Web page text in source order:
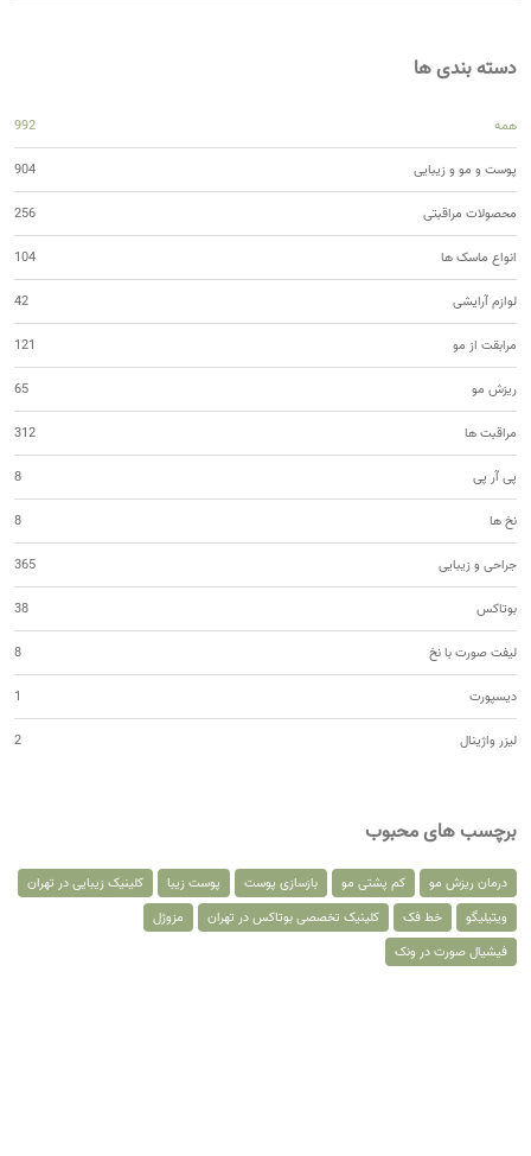
دسته بندی ها
همه 992
پوست و مو و زیبایی 904
محصولات مراقبتی 256
انواع ماسک ها 104
لوازم آرایشی 42
مرابقت از مو 121
ریزش مو 65
مراقبت ها 312
پی آر پی 8
نخ ها 8
جراحی و زیبایی 365
بوتاکس 38
لیفت صورت با نخ 8
دیسپورت 1
لیزر واژینال 2
برچسب های محبوب
درمان ریزش مو کم پشتی مو بازسازی پوست پوست زیبا
کلینیک زیبایی در تهران
ویتیلیگو
خط فک کلینیک تخصصی بوتاکس در تهران
مزوژل
فیشیال صورت در ونک